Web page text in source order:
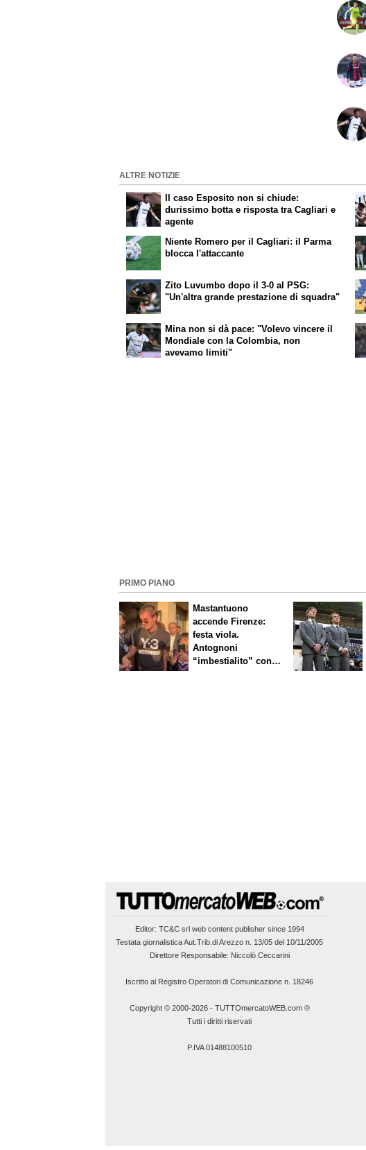
ALTRE NOTIZIE
Il caso Esposito non si chiude:
durissimo botta e risposta tra Cagliari e
agente
Niente Romero per il Cagliari: il Parma
blocca l'attaccante
Zito Luvumbo dopo il 3-0 al PSG:
"Un'altra grande prestazione di squadra"
Mina non si dà pace: "Volevo vincere il
Mondiale con la Colombia, non
avevamo limiti"
PRIMO PIANO
Mastantuono
accende Firenze:
festa viola.
Antognoni
“imbestialito” con
Editor: TC&C srlweb content publisher since 1994
Testata giornalistica Aut.Trib.di Arezzo n. 13/05 del 10/11/2005
Direttore Responsabile: Niccolò Ceccarini
Iscritto al Registro Operatori di Comunicazione n. 18246
Copyright © 2000-2026- TUTTOmercatoWEB.com ®
Tutti i diritti riservati
P.IVA 01488100510